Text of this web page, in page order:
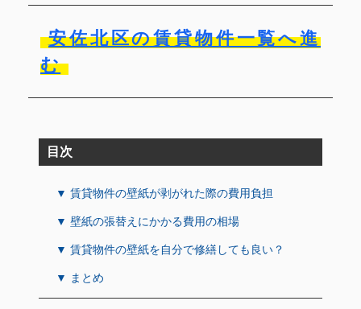
安佐北区の賃貸物件一覧へ進
む
目次
▼ 賃貸物件の壁紙が剥がれた際の費用負担
▼ 壁紙の張替えにかかる費用の相場
▼ 賃貸物件の壁紙を自分で修繕しても良い？
▼ まとめ